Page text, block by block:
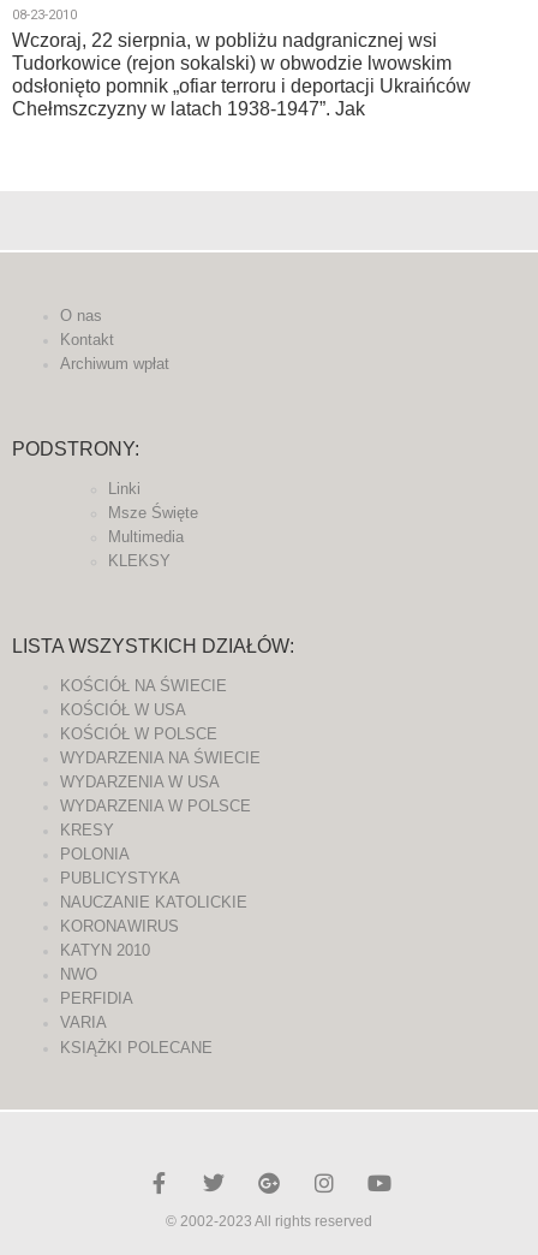
08-23-2010
Wczoraj, 22 sierpnia, w pobliżu nadgranicznej wsi
Tudorkowice (rejon sokalski) w obwodzie lwowskim
odsłonięto pomnik „ofiar terroru i deportacji Ukraińców
Chełmszczyzny w latach 1938-1947”. Jak
O nas
Kontakt
Archiwum wpłat
PODSTRONY:
Linki
Msze Święte
Multimedia
KLEKSY
LISTA WSZYSTKICH DZIAŁÓW:
KOŚCIÓŁ NA ŚWIECIE
KOŚCIÓŁ W USA
KOŚCIÓŁ W POLSCE
WYDARZENIA NA ŚWIECIE
WYDARZENIA W USA
WYDARZENIA W POLSCE
KRESY
POLONIA
PUBLICYSTYKA
NAUCZANIE KATOLICKIE
KORONAWIRUS
KATYN 2010
NWO
PERFIDIA
VARIA
KSIĄŻKI POLECANE
© 2002-2023 All rights reserved